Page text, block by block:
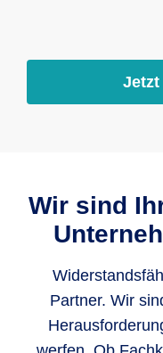
Jetzt
Wir sind
Partner. Wir